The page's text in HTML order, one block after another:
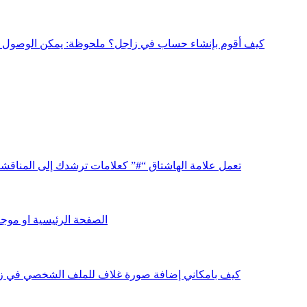
كيف أقوم بإنشاء حساب في زاجل؟ ملحوظة: يمكن الوصول
تعمل علامة الهاشتاق “#” كعلامات ترشدك إلى
الصفحة الرئيسية او
كيف بامكاني إضافة صورة غلاف للملف الشخصي في